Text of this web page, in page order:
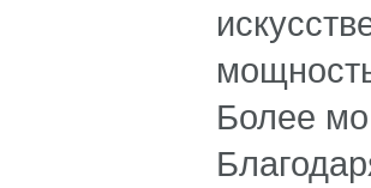
Более